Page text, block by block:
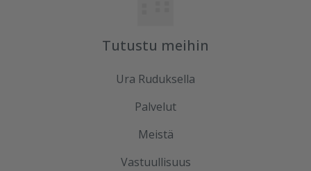
Tutustu meihin
Ura Ruduksella
Palvelut
Meistä
Vastuullisuus